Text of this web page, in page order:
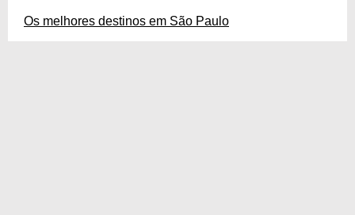
Os melhores destinos em São Paulo